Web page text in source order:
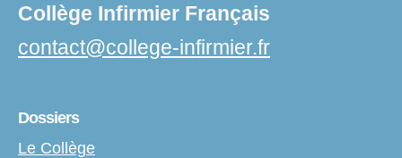
Collège Infirmier Français
contact@college-infirmier.fr
Dossiers
Le Collège